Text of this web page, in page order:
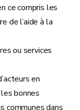
ce compris les
de l’aide à la
ou services
en
bonnes
communes dans